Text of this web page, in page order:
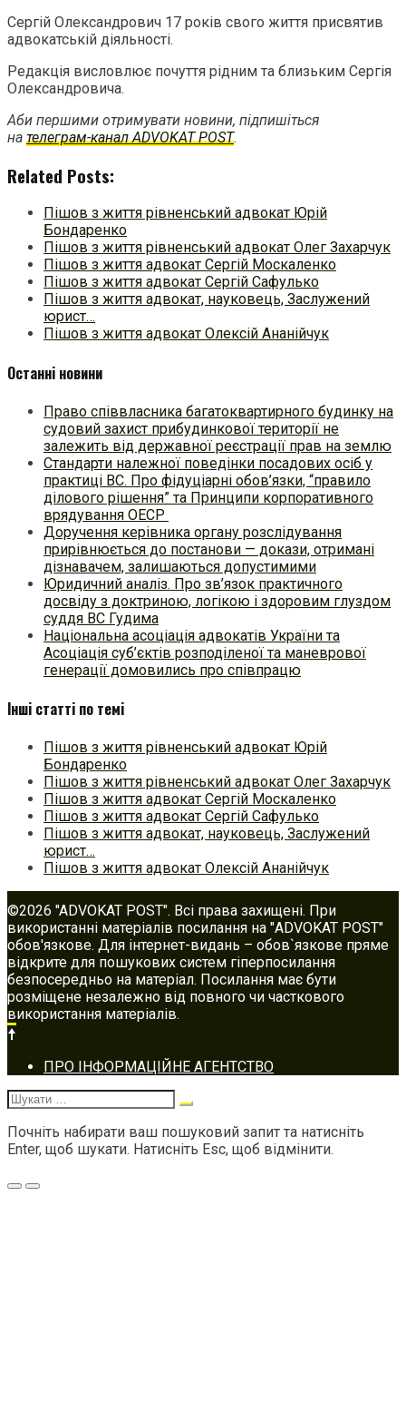
Сергій Олександрович 17 років свого життя присвятив
адвокатській діяльності.
Редакція висловлює почуття рідним та близьким Сергія
Олександровича.
Аби першими отримувати новини, підпишіться
на телеграм-канал ADVOKAT POST.
Related Posts:
Пішов з життя рівненський адвокат Юрій
Бондаренко
Пішов з життя рівненський адвокат Олег Захарчук
Пішов з життя адвокат Сергій Москаленко
Пішов з життя адвокат Сергій Сафулько
Пішов з життя адвокат, науковець, Заслужений
юрист…
Пішов з життя адвокат Олексій Ананійчук
Останні новини
Право співвласника багатоквартирного будинку на
судовий захист прибудинкової території не
залежить від державної реєстрації прав на землю
Стандарти належної поведінки посадових осіб у
практиці ВC. Про фідуціарні обов’язки, “правило
ділового рішення” та Принципи корпоративного
врядування ОЕСР
Доручення керівника органу розслідування
прирівнюється до постанови — докази, отримані
дізнавачем, залишаються допустимими
Юридичний аналіз. Про зв’язок практичного
досвіду з доктриною, логікою і здоровим глуздом
суддя ВС Гудима
Національна асоціація адвокатів України та
Асоціація суб’єктів розподіленої та маневрової
генерації домовились про співпрацю
Інші статті по темі
Пішов з життя рівненський адвокат Юрій
Бондаренко
Пішов з життя рівненський адвокат Олег Захарчук
Пішов з життя адвокат Сергій Москаленко
Пішов з життя адвокат Сергій Сафулько
Пішов з життя адвокат, науковець, Заслужений
юрист…
Пішов з життя адвокат Олексій Ананійчук
©2026 "ADVOKAT POST". Всі права захищені. При
використанні матеріалів посилання на "ADVOKAT POST"
обов'язкове. Для інтернет-видань – обов`язкове пряме
відкрите для пошукових систем гіперпосилання
безпосередньо на матеріал. Посилання має бути
розміщене незалежно від повного чи часткового
використання матеріалів.
Footer
navigation
ПРО ІНФОРМАЦІЙНЕ АГЕНТСТВО
Шукати:
Почніть набирати ваш пошуковий запит та натисніть
Enter, щоб шукати. Натисніть Esc, щоб відмінити.
Меню